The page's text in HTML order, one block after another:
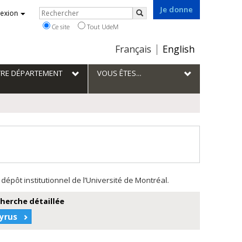
Je donne
Choix
la
langue
Français English
Rechercher
Rechercher
Ce site Tout UdeM
DÉPARTEMENT VOUS ÊTES...
dépôt institutionnel de l’Université de Montréal.
détaillée